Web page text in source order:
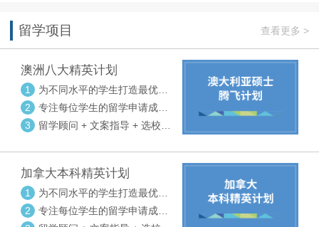
留学项目 查看更多 >
澳洲八大精英计划
1
为不同水平的学生打造最优选
校方案
2
专注每位学生的留学申请成功
率
3
留学顾问 + 文案指导 + 选校申
加拿大本科精英计划
1
为不同水平的学生打造最优选
校方案
2
专注每位学生的留学申请成功